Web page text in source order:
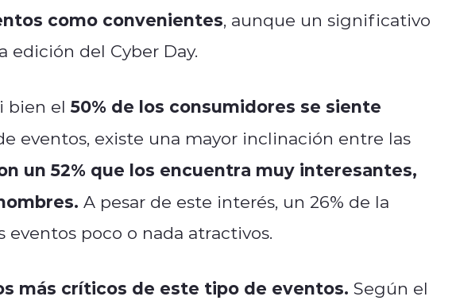
como convenientes, aunque un significativo
edición del Cyber Day.
bien el 50% de los consumidores se siente
eventos, existe una mayor inclinación entre las
un 52% que los encuentra muy interesantes,
A pesar de este interés, un 26% de la
eventos poco o nada atractivos.
más críticos de este tipo de eventos. Según el